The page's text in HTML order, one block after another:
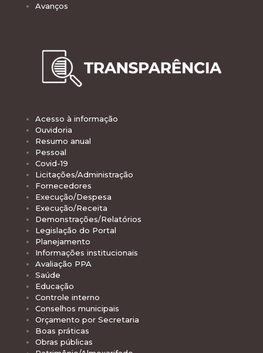
Avanços
Acesso à informação
Ouvidoria
Resumo anual
Pessoal
Covid-19
Licitações/Administração
Fornecedores
Execução/Despesa
Execução/Receita
Demonstrações/Relatórios
Legislação do Portal
Planejamento
Informações institucionais
Avaliação PPA
Saúde
Educação
Controle interno
Conselhos municipais
Orçamento por Secretaria
Boas práticas
Obras públicas